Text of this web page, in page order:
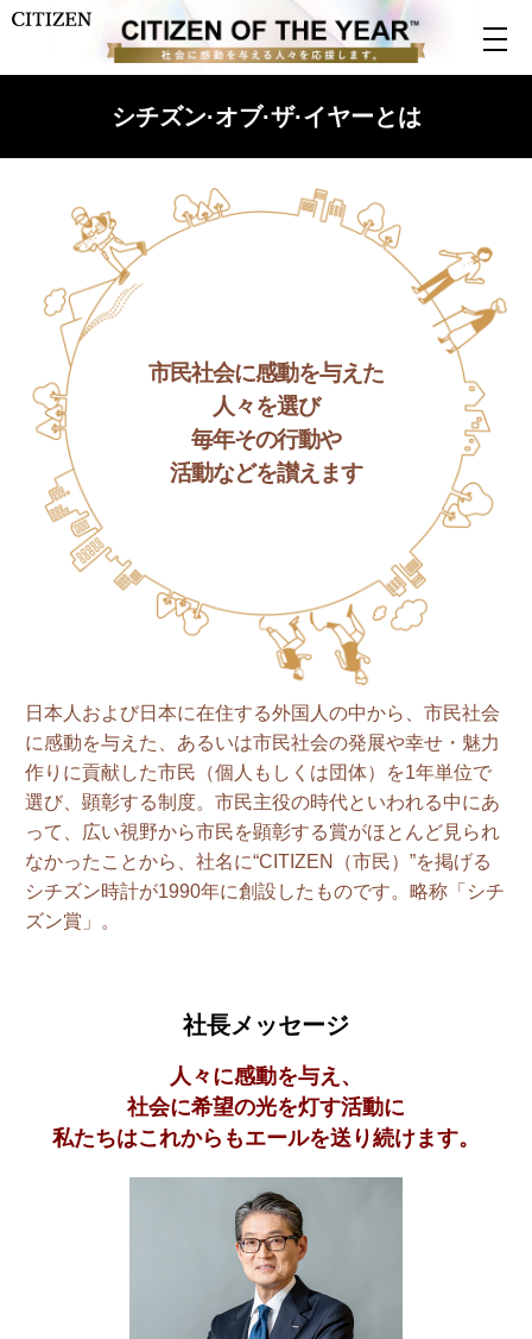
シチズン·オブ·ザ·イヤーとは
市民社会に感動を与えた
人々を選び
毎年その行動や
活動などを讃えます
日本人および日本に在住する外国人の中から、市民社会
に感動を与えた、あるいは市民社会の発展や幸せ・魅力
作りに貢献した市民（個人もしくは団体）を1年単位で
選び、顕彰する制度。市民主役の時代といわれる中にあ
って、広い視野から市民を顕彰する賞がほとんど見られ
なかったことから、社名に“CITIZEN（市民）”を掲げる
シチズン時計が1990年に創設したものです。略称「シチ
ズン賞」。
社長メッセージ
人々に感動を与え、
社会に希望の光を灯す活動に
私たちはこれからもエールを送り続けます。